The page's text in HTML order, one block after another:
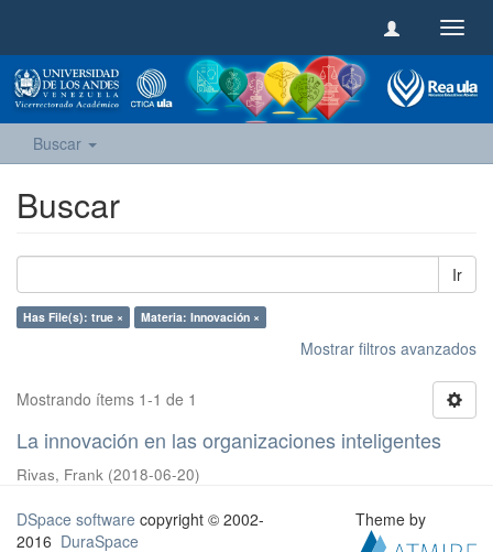
Buscar
Buscar
Ir
Has File(s): true × Materia: Innovación ×
Mostrar filtros avanzados
Mostrando ítems 1-1 de 1
La innovación en las organizaciones inteligentes
Rivas, Frank (2018-06-20)
DSpace software copyright © 2002-
2016 DuraSpace
Theme by